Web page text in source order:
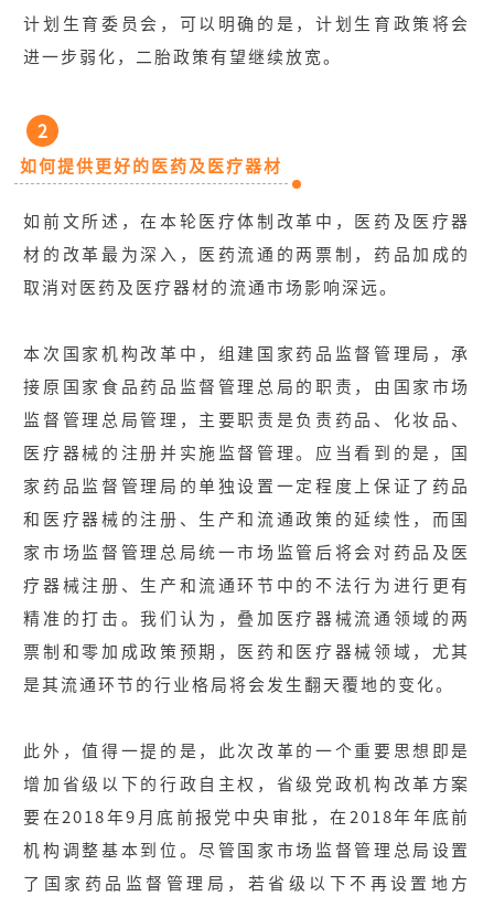
计划生育委员会，可以明确的是，计划生育政策将会
进一步弱化，二胎政策有望继续放宽。
2
如何提供更好的医药及医疗器材
如前文所述，在本轮医疗体制改革中，医药及医疗器
材的改革最为深入，医药流通的两票制，药品加成的
取消对医药及医疗器材的流通市场影响深远。
本次国家机构改革中，组建国家药品监督管理局，承
接原国家食品药品监督管理总局的职责，由国家市场
监督管理总局管理，主要职责是负责药品、化妆品、
医疗器械的注册并实施监督管理。应当看到的是，国
家药品监督管理局的单独设置一定程度上保证了药品
和医疗器械的注册、生产和流通政策的延续性，而国
家市场监督管理总局统一市场监管后将会对药品及医
疗器械注册、生产和流通环节中的不法行为进行更有
精准的打击。我们认为，叠加医疗器械流通领域的两
票制和零加成政策预期，医药和医疗器械领域，尤其
是其流通环节的行业格局将会发生翻天覆地的变化。
此外，值得一提的是，此次改革的一个重要思想即是
增加省级以下的行政自主权，省级党政机构改革方案
要在2018年9月底前报党中央审批，在2018年年底前
机构调整基本到位。尽管国家市场监督管理总局设置
了国家药品监督管理局，若省级以下不再设置地方